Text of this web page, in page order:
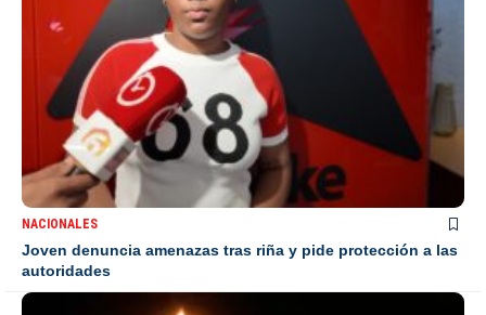
NACIONALES
Joven denuncia amenazas tras riña y pide protección a las
autoridades